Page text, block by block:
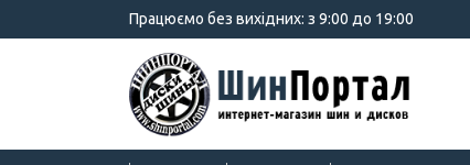
Працюємо без вихідних: з 9:00 до 19:00